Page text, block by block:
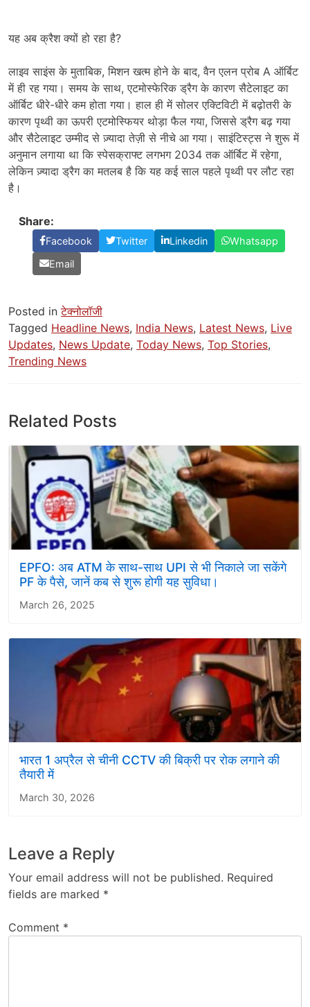
यह अब क्रैश क्यों हो रहा है?
लाइव साइंस के मुताबिक, मिशन खत्म होने के बाद, वैन एलन प्रोब A ऑर्बिट
में ही रह गया। समय के साथ, एटमोस्फेरिक ड्रैग के कारण सैटेलाइट का
ऑर्बिट धीरे-धीरे कम होता गया। हाल ही में सोलर एक्टिविटी में बढ़ोतरी के
कारण पृथ्वी का ऊपरी एटमोस्फियर थोड़ा फैल गया, जिससे ड्रैग बढ़ गया
और सैटेलाइट उम्मीद से ज़्यादा तेज़ी से नीचे आ गया। साइंटिस्ट्स ने शुरू में
अनुमान लगाया था कि स्पेसक्राफ्ट लगभग 2034 तक ऑर्बिट में रहेगा,
लेकिन ज़्यादा ड्रैग का मतलब है कि यह कई साल पहले पृथ्वी पर लौट रहा
है।
Share:
Facebook Twitter Linkedin
Whatsapp
Email
Posted inटेक्नोलॉजी
Tagged Headline News, India News, Latest News, Live
Updates, News Update, Today News, Top Stories,
Trending News
Related Posts
EPFO: अब ATM के साथ-साथ UPI से भी निकाले जा सकेंगे
PF के पैसे, जानें कब से शुरू होगी यह सुविधा।
March 26, 2025
भारत 1 अप्रैल से चीनी CCTV की बिक्री पर रोक लगाने की
तैयारी में
March 30, 2026
Leave a Reply
Your email address will not be published. Required
fields are marked *
Comment *